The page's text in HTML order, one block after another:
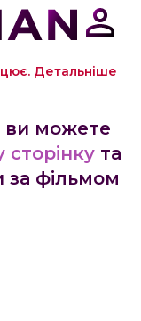
Детальніше
ви можете
сторінку та
за фільмом